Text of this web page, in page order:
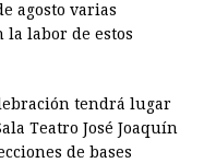
agosto varias
labor de estos
tendrá lugar
Teatro José Joaquín
de bases